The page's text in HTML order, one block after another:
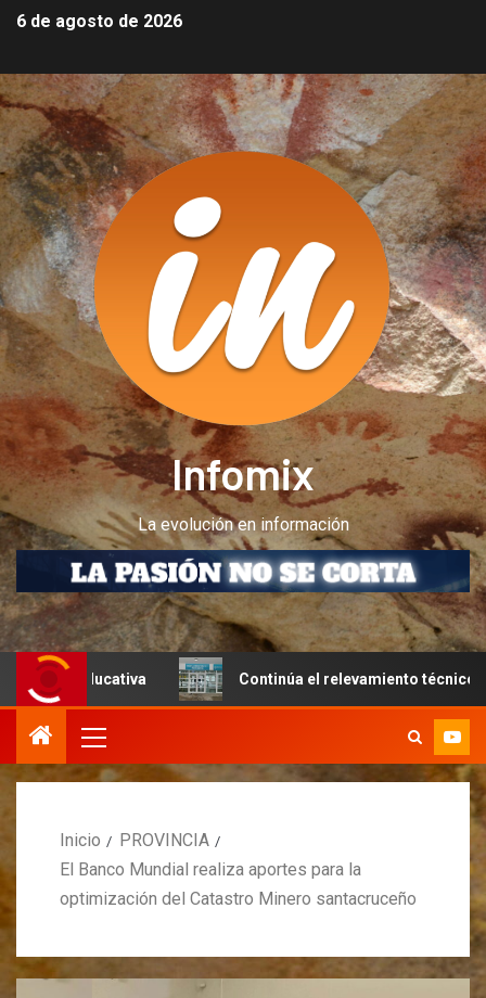
6 de agosto de 2026
Infomix
La evolución en información
Continúa el relevamiento técnico en Perito
Inicio
PROVINCIA
El Banco Mundial realiza aportes para la
optimización del Catastro Minero santacruceño